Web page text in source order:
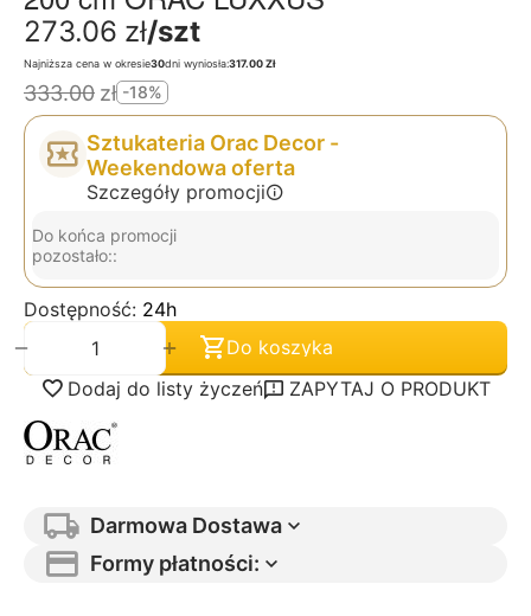
273.06 zł/szt
Najniższa cena w okresie30dni wyniosła:317.00 Zł
333.00 zł -18%
Sztukateria Orac Decor -
Weekendowa oferta
Szczegóły promocji
Do końca promocji
pozostało::
Dostępność: 24h
+
−
Do koszyka
Dodaj do listy życzeń
ZAPYTAJ O PRODUKT
Darmowa Dostawa
Formy płatności: